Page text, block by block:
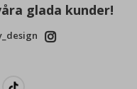
glada kunder!